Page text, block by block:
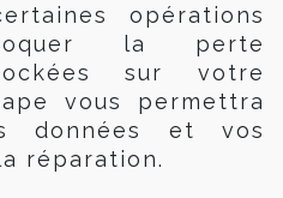
opérations
la perte
sur votre
vous permettra
données et vos
réparation.